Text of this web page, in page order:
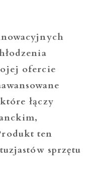
ofercie
łączy
ten
sprzętu